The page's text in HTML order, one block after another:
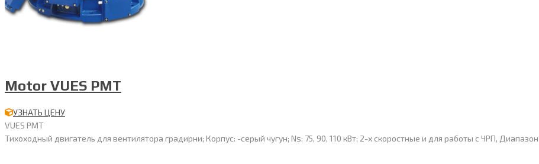
Motor VUES PMT
УЗНАТЬ ЦЕНУ
VUES PMT
Тихоходный двигатель для вентилятора градирни; Корпус: -серый чугун; Ns: 75, 90, 110 кВт; 2-х скоростные и для работы с ЧРП,